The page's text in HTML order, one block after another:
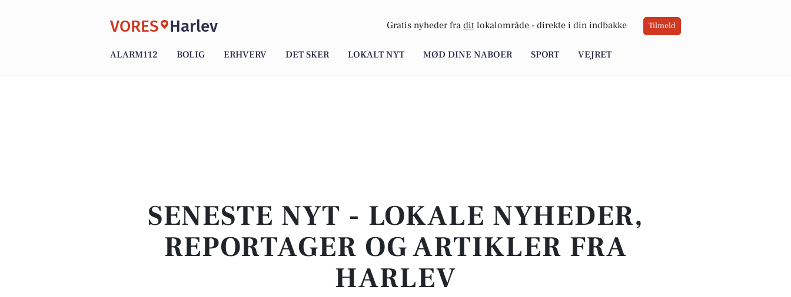
VORES Harlev Gratis nyheder fra dit lokalområde - direkte i din indbakke Tilmeld
ALARM112 BOLIG ERHVERV DET SKER LOKALT NYT MØD DINE NABOER SPORT VEJRET
SENESTE NYT - LOKALE NYHEDER,
REPORTAGER OG ARTIKLER FRA
HARLEV